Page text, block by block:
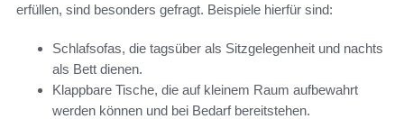
erfüllen, sind besonders gefragt. Beispiele hierfür sind:
Schlafsofas, die tagsüber als Sitzgelegenheit und nachts
als Bett dienen.
Klappbare Tische, die auf kleinem Raum aufbewahrt
werden können und bei Bedarf bereitstehen.